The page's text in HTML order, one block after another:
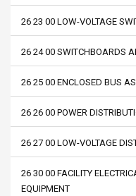
26 23 00 LOW-VOLTAGE
26 24 00 SWITCHBOARDS
26 25 00 ENCLOSED BUS
26 26 00 POWER
26 27 00 LOW-VOLTAGE
26 30 00 FACILITY
EQUIPMENT